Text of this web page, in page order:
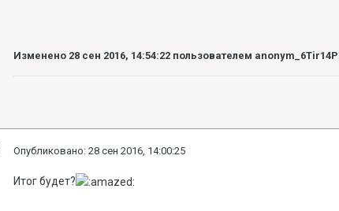
Изменено 28 сен 2016, 14:54:22 пользователем
Опубликовано:28 сен 2016, 14:00:25
Итог будет?